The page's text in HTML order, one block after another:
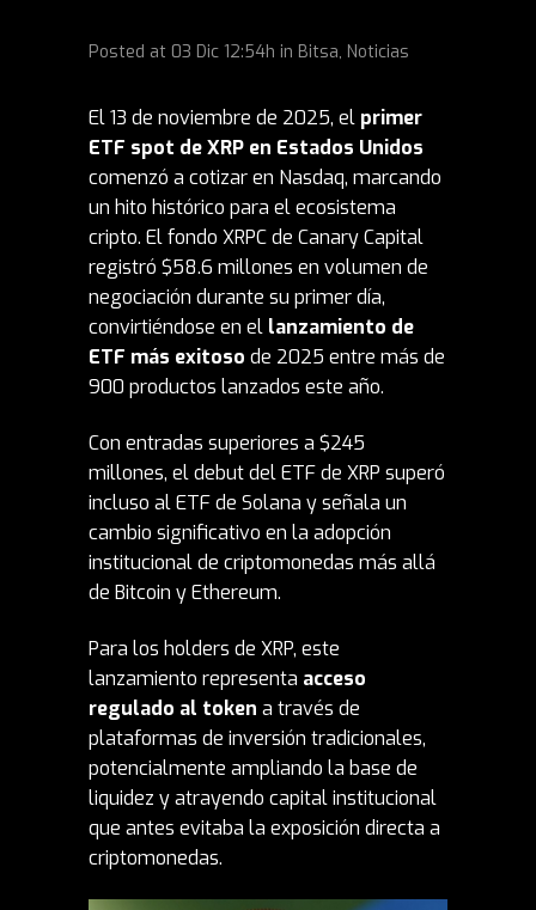
Posted at 03 Dic 12:54h in Bitsa, Noticias
El 13 de noviembre de 2025, el primer
ETF spot deXRP en Estados Unidos
comenzó a cotizar en Nasdaq, marcando
un hito histórico para el ecosistema
cripto. El fondo XRPC de Canary Capital
registró $58.6 millones en volumen de
negociación durante su primer día,
convirtiéndose en el lanzamiento de
ETF más exitoso de 2025 entre más de
900 productos lanzados este año.
Con entradas superiores a $245
millones, el debut del ETF de XRP superó
incluso al ETF de Solana y señala un
cambio significativo en la adopción
institucional de criptomonedas más allá
de Bitcoin y Ethereum.
Para los holders de XRP, este
lanzamiento representa acceso
regulado al token a través de
plataformas de inversión tradicionales,
potencialmente ampliando la base de
liquidez y atrayendo capital institucional
que antes evitaba la exposición directa a
criptomonedas.